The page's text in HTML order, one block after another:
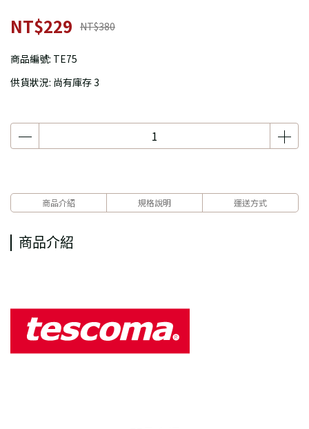
NT$229 NT$380
商品編號: TE75
供貨狀況: 尚有庫存 3
商品介紹 規格說明 運送方式
商品介紹